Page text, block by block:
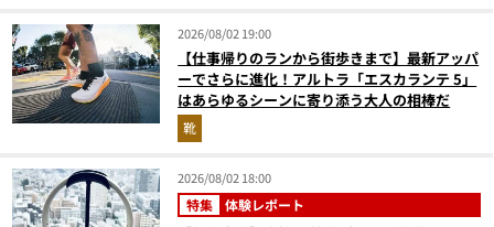
2026/08/02 19:00
【仕事帰りのランから街歩きまで】最新アッパ
ーでさらに進化！アルトラ「エスカランテ 5」
はあらゆるシーンに寄り添う大人の相棒だ
靴
2026/08/02 18:00
特集 体験レポート